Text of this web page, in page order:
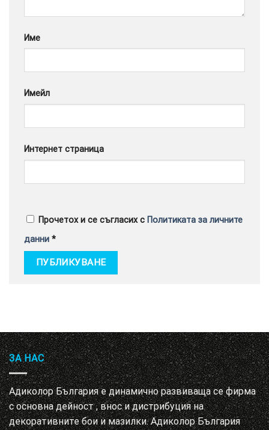
Име
Имейл
Интернет страница
Прочетох и се съгласих с Политиката за личните
данни *
ЗА НАС
Адиколор България е динамично развиваща се фирма
с основна дейност , внос и дистрибуция на
декоративните бои и мазилки. Адиколор България